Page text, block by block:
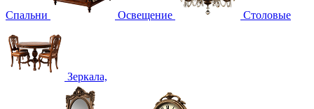
Спальни Освещение Столовые
Зеркала,